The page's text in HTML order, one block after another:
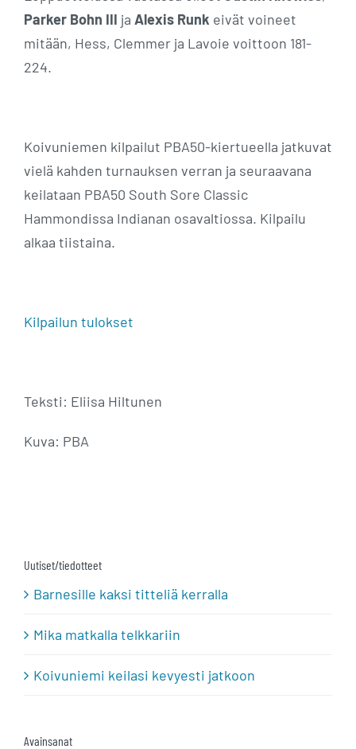
Parker Bohn III ja Alexis Runk eivät voineet
mitään, Hess, Clemmer ja Lavoie voittoon 181-
224.
Koivuniemen kilpailut PBA50-kiertueella jatkuvat
vielä kahden turnauksen verran ja seuraavana
keilataan PBA50 South Sore Classic
Hammondissa Indianan osavaltiossa. Kilpailu
alkaa tiistaina.
Kilpailun tulokset
Teksti: Eliisa Hiltunen
Kuva: PBA
Uutiset/tiedotteet
Barnesille kaksi titteliä kerralla
Mika matkalla telkkariin
Koivuniemi keilasi kevyesti jatkoon
Avainsanat